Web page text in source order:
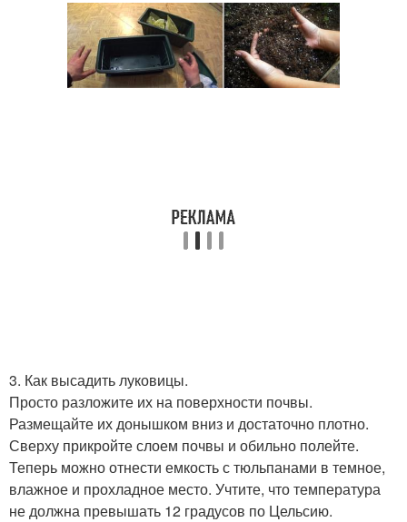
3. Как высадить луковицы.
Просто разложите их на поверхности почвы.
Размещайте их донышком вниз и достаточно плотно.
Сверху прикройте слоем почвы и обильно полейте.
Теперь можно отнести емкость с тюльпанами в темное,
влажное и прохладное место. Учтите, что температура
не должна превышать 12 градусов по Цельсию.